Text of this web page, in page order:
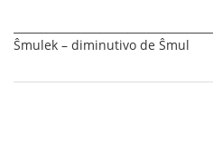
Ŝmulek – diminutivo de Ŝmul